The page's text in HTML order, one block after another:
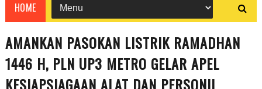
HOME
AMANKAN PASOKAN LISTRIK RAMADHAN
1446 H, PLN UP3 METRO GELAR APEL
KESIAPSIAGAAN ALAT DAN PERSONIL